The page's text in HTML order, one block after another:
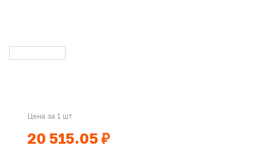
Цена за 1 шт
20 515.05 ₽